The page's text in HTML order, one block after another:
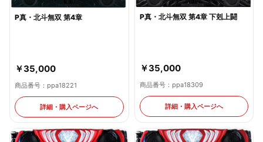
P真・北斗無双 第4章
￥35,000
商品番号：ppa18221
詳細・購入ページへ
P真・北斗無双 第4章 下剋上闘
￥35,000
商品番号：ppa18309
詳細・購入ページへ